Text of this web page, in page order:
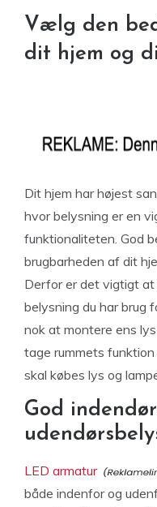
Vælg den
dit hjem og
Dit hjem har højest
hvor belysning er en
funktionaliteten. God
brugbarheden af dit
Derfor er det vigtigt
belysning du har brug
nok at montere ens
tage rummets
skal købes lys og
God
LED armatur
både indenfor og